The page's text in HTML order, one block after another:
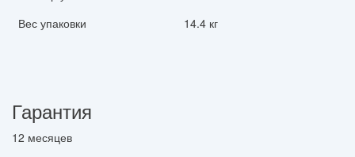
Вес упаковки
14.4 кг
Гарантия
12 месяцев